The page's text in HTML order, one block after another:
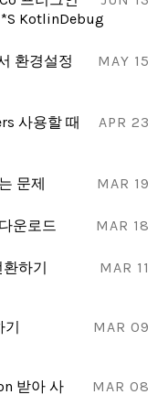
KotlinDebug
MAY 15
환경설정
APR 23
사용할 때
MAR 19
문제
MAR 18
운로드
MAR 11
하기
MAR 09
MAR 08
받아 사